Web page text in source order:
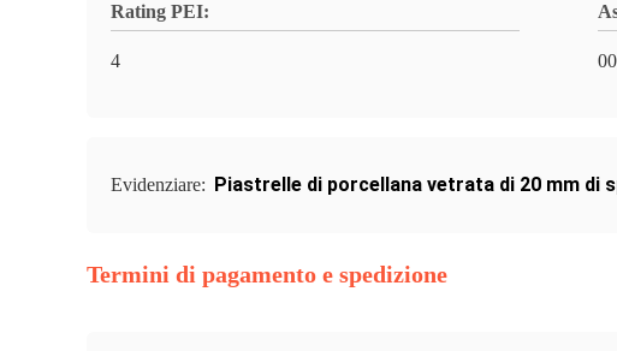
Rating PEI:
4
Evidenziare: Piastrelle di porcellana vetrata di 20 mm di
Termini di pagamento e spedizione